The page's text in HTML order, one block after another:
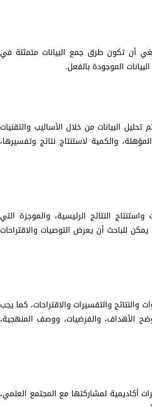
أن تكون طرق جمع البيانات متمثلة في
الموجودة بالفعل.
البيانات من خلال الأساليب والتقنيات
والكمية لاستنتاج نتائج وتفسيرها،
النتائج الرئيسية، والموجزة التي
للباحث أن يعرض التوصيات والاقتراحات
والتفسيرات والاقتراحات، كما يجب
الأهداف، والفرضيات، ووصف المنهجية،
أكاديمية لمشاركتها مع المجتمع العلمي،